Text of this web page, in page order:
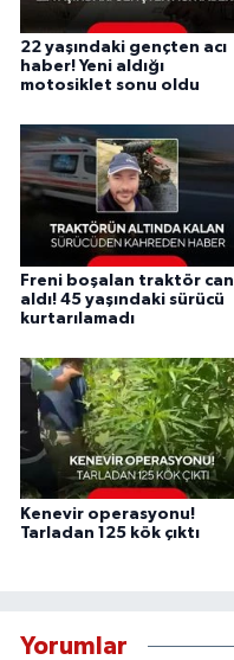
22 yaşındaki gençten acı
haber! Yeni aldığı
motosiklet sonu oldu
Freni boşalan traktör can
aldı! 45 yaşındaki sürücü
kurtarılamadı
Kenevir operasyonu!
Tarladan 125 kök çıktı
Yorumlar